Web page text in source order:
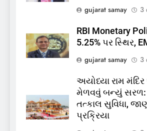
gujarat samay
3
RBI Monetary
5.25% પર સ્થિર,
gujarat samay
3
અયોધ્યા રામ
મેળવવું બન્યું
તત્કાલ સુવિધા,
પ્રક્રિયા
GUJARAT TOP
7
રાજ્યસભામાં
નોંધણી
INDIA TOP NEWS
8
શું તમારું મધ કે